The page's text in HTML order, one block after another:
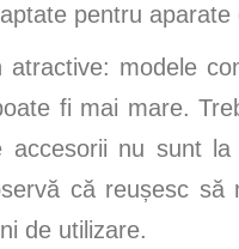
pentru
modele
fi mai mare.
accesorii nu sunt
că reușesc
de utilizare.